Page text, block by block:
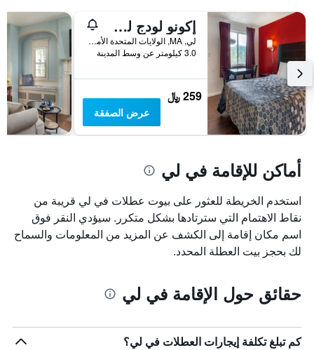
إكونو لودج لي - جريت بارينجتون
لي, MA, الولايات المتحدة الأميريكية
3.0 كيلومتر عن وسط المدينة
259 ﷼
عرض الصفقة
أماكن للإقامة في لي
استخدم الخريطة للعثور على بيوت عطلات في لي قريبة من
نقاط الاهتمام التي سترتادها بشكل متكرر. سيؤدي النقر فوق
اسم مكان إقامة إلى الكشف عن المزيد من المعلومات والسماح
لك بحجز بيت العطلة المحدد.
حقائق حول الإقامة في لي
كم تبلغ تكلفة إيجارات العطلات في لي؟